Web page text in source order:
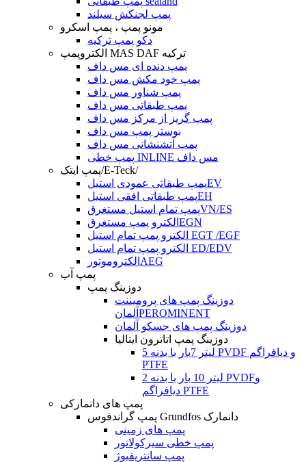
پمپ لجنکش سیلند
مونو پمپ ، پمپ اسکرو
دکو پمپ ترکیه
الکتروپمپ MAS DAF ترکیه
پمپ دنده ای مس داف
پمپ خود مکش مس داف
پمپ شناور مس داف
پمپ طبقاتی مس داف
پمپ گریز از مرکز مس داف
بوستر پمپ مس داف
پمپ آتشنشانی مس داف
پمپ خطی INLINE مس داف
پمپ ایتک/E-Teck/
پمپ طبقاتی عمودی استیلEV
پمپ طبقاتی افقی استیلEH
پمپ تمام استیل مستغرقVN/ES
الکترو پمپ مستغرقEGN
الکترو پمپ تمام استیل EGT /EGF
الکترو پمپ تمام استیل ED/EDV
الکتروموتورAEG
پمپ آب
دوزینگ پمپ
دوزینگ پمپ های پرومیننت
آلمانPEROMINENT
دوزینگ پمپ های جسکو آلمان
دوزینگ پمپ اتاترون ایتالیا
5 لیتر 7بار با بدنه PVDF و دیافراگم
PTFE
2 لیتر 10 بار با بدنه PVDFو
دیافراگم PTFE
پمپ های دانمارکی
پمپ گراندفوس Grundfos دانمارک
پمپ های زمینی
پمپ خطی سیرکولاتور
پمپ سانتریفیوژ